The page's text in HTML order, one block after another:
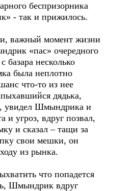
беспризорника
- так и прижилось.
важный момент жизни
«пас» очередного
базара несколько
была неплотно
что-то из нее
дядька,
увидел Шмындрика и
и угроз, вдруг позвал,
и сказал – тащи за
свои мешки, он
из рынка.
что попадется
Шмындрик вдруг